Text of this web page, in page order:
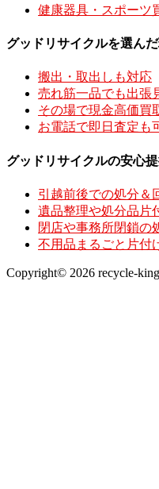
健康器具・スポーツ
グッドリサイクルを選ん
搬出・取出しも対応
売れ筋一品でも出張
その場で現金高価買
お電話で即日査定も
グッドリサイクルの安心
引越前後での処分＆
遺品整理や処分品片
閉店や事務所閉鎖の
不用品まるごと片付
Copyright© 2026 recycle-